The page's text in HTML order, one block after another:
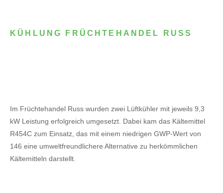
KÜHLUNG FRÜCHTEHANDEL RUSS
Im Früchtehandel Russ wurden zwei Lüftkühler mit jeweils 9,3
kW Leistung erfolgreich umgesetzt. Dabei kam das Kältemittel
R454C zum Einsatz, das mit einem niedrigen GWP-Wert von
146 eine umweltfreundlichere Alternative zu herkömmlichen
Kältemitteln darstellt.